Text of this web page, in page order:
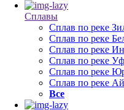
Сплавы
Сплав по реке
Сплав по реке
Сплав по реке
Сплав по реке
Сплав по реке
Сплав по реке Ай
Все